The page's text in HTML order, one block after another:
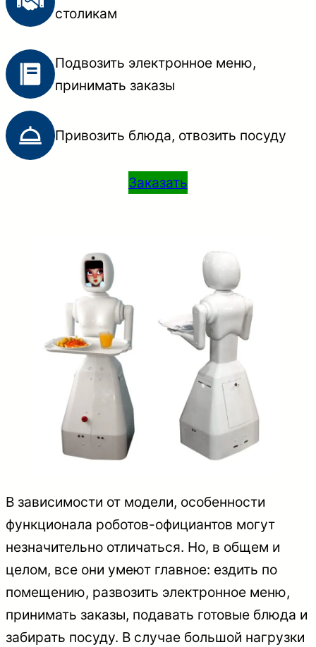
столикам
Подвозить электронное меню,
принимать заказы
Привозить блюда, отвозить посуду
Заказать
В зависимости от модели, особенности
функционала роботов-официантов могут
незначительно отличаться. Но, в общем и
целом, все они умеют главное: ездить по
помещению, развозить электронное меню,
принимать заказы, подавать готовые блюда и
забирать посуду. В случае большой нагрузки